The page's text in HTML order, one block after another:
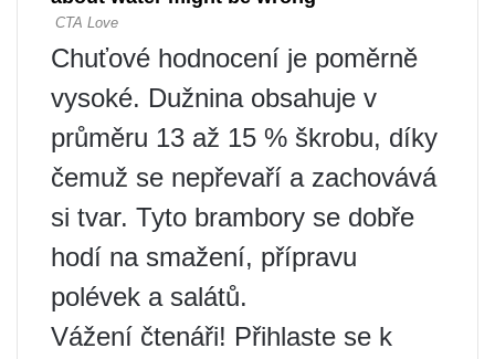
Chuťové hodnocení je poměrně
vysoké. Dužnina obsahuje v
průměru 13 až 15 % škrobu, díky
čemuž se nepřevaří a zachovává
si tvar. Tyto brambory se dobře
hodí na smažení, přípravu
polévek a salátů.
Vážení čtenáři! Přihlaste se k